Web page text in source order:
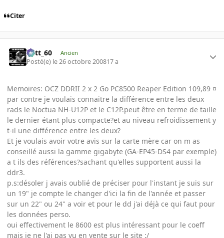
Citer
Batt_60 Ancien
Posté(e) le 26 octobre 200817 a
Memoires: OCZ DDRII 2 x 2 Go PC8500 Reaper Edition 109,89 ¤
par contre je voulais connaitre la différence entre les deux
rads le Noctua NH-U12P et le C12P.peut être en terme de taille
le dernier étant plus compacte?et au niveau refroidissement y
t-il une différence entre les deux?
Et je voulais avoir votre avis sur la carte mère car on m as
conseillé aussi la gamme gigabyte (GA-EP45-DS4 par exemple)
a t ils des références?sachant qu'elles supportent aussi la
ddr3.
p.s:désoler j avais oublié de préciser pour l'instant je suis sur
un 19" je compte le changer d'ici la fin de l'année et passer
sur un 22" ou 24" a voir et pour le dd j'ai déjà ce qui faut pour
les données perso.
oui effectivement le 8600 est plus intéressant pour le coeff
mais je ne l'ai pas vu en vente sur le site :/